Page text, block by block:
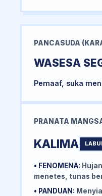
PANCASUDA
WASESA
Pemaaf, suka
PRANATA
KALIMA
• FENOMENA:
menetes, tunas
• PANDUAN: